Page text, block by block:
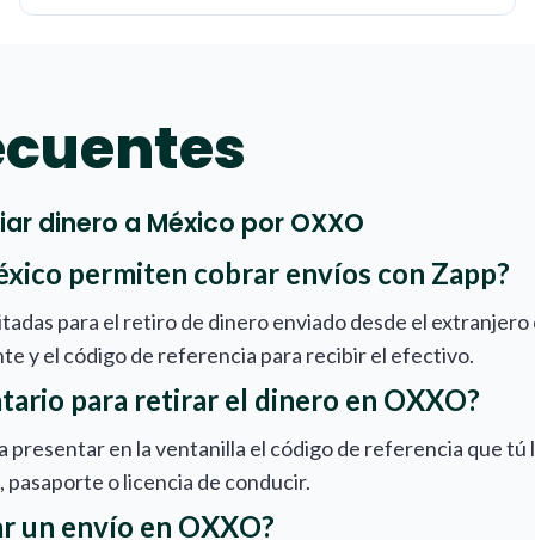
dinero a México por OXXO
permiten cobrar envíos con Zapp?
para el retiro de dinero enviado desde el
y el código de referencia para recibir el efectivo.
para retirar el dinero en OXXO?
presentar en la ventanilla el código de referencia que
o licencia de conducir.
un envío en OXXO?